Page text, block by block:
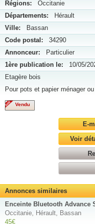
Régions: Occitanie
Départements: Hérault
Ville: Bassan
Code postal: 34290
Annonceur: Particulier
1ère publication le: 10/05/
Etagère bois
Pour pots et papier ménager
Vendu
E-
Voir
Annonces similaires
Enceinte Bluetooth Advance
Occitanie, Hérault, Bassan
45€